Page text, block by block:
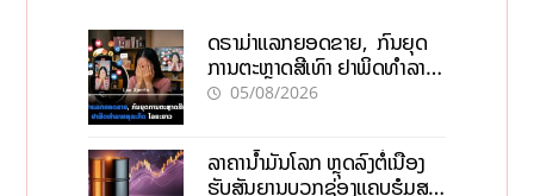
ດຣາມ່າແລກຍອດຂາຍ, ກົນຍຸດ
ການຕະຫຼາດສີເທົາ ຢາພິດທຳລາຍ
ທຸລະກິດ ໄລຍະຍາວ
05/08/2026
ລາຄານ້ຳມັນໂລກ ຫຼຸດລົງຕໍ່ເນື່ອງ
ຮັບສັນຍານບວກຊ່ອງແຄບຮໍມຸສ